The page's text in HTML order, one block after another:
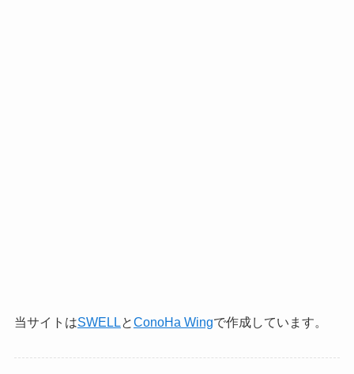
当サイトはSWELLとConoHa Wingで作成しています。